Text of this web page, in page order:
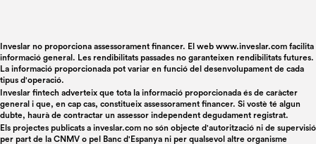
Inveslar no proporciona assessorament financer. El web www.inveslar.com facilita
informació general. Les rendibilitats passades no garanteixen rendibilitats futures.
La informació proporcionada pot variar en funció del desenvolupament de cada
tipus d'operació.
Inveslar fintech adverteix que tota la informació proporcionada és de caràcter
general i que, en cap cas, constitueix assessorament financer. Si vostè té algun
dubte, haurà de contractar un assessor independent degudament registrat.
Els projectes publicats a inveslar.com no són objecte d'autorització ni de supervisió
per part de la CNMV o pel Banc d'Espanya ni per qualsevol altre organisme